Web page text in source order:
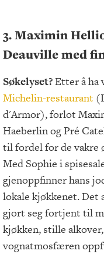
3. Maximin
Deauville med
Søkelyset?Etter å ha
Michelin-restaurant
d'Armor), forlot
Haeberlin og Pré
til fordel for de vakre
Med Sophie i
gjenoppfinner hans
lokale kjøkkenet. Det
gjort seg fortjent til
kjøkken, stille
vognatmosfæren